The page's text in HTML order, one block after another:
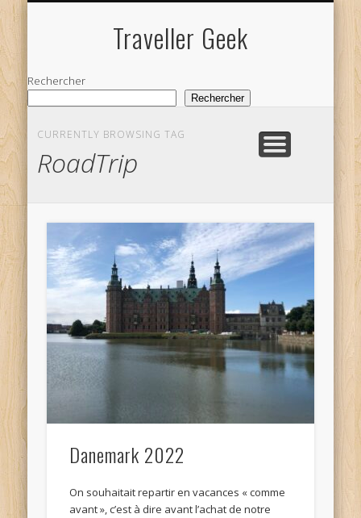
Traveller Geek
Rechercher
Rechercher
CURRENTLY BROWSING TAG
RoadTrip
Danemark 2022
On souhaitait repartir en vacances « comme
avant », c’est à dire avant l’achat de notre